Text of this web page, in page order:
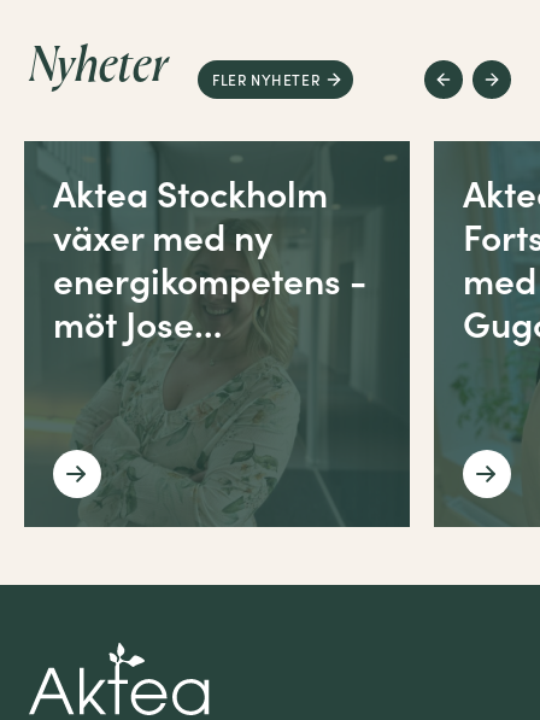
Nyheter FLER NYHETER
Aktea Stockholm
växer med ny
energikompetens -
möt Jose…